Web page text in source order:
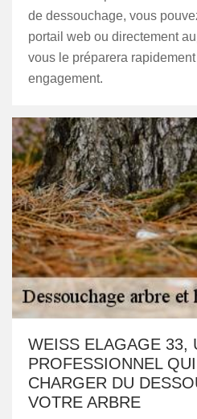
de dessouchage, vous
portail web ou directement
vous le préparera
engagement.
WEISS ELAGAGE 33,
PROFESSIONNEL
CHARGER DU
VOTRE ARBRE